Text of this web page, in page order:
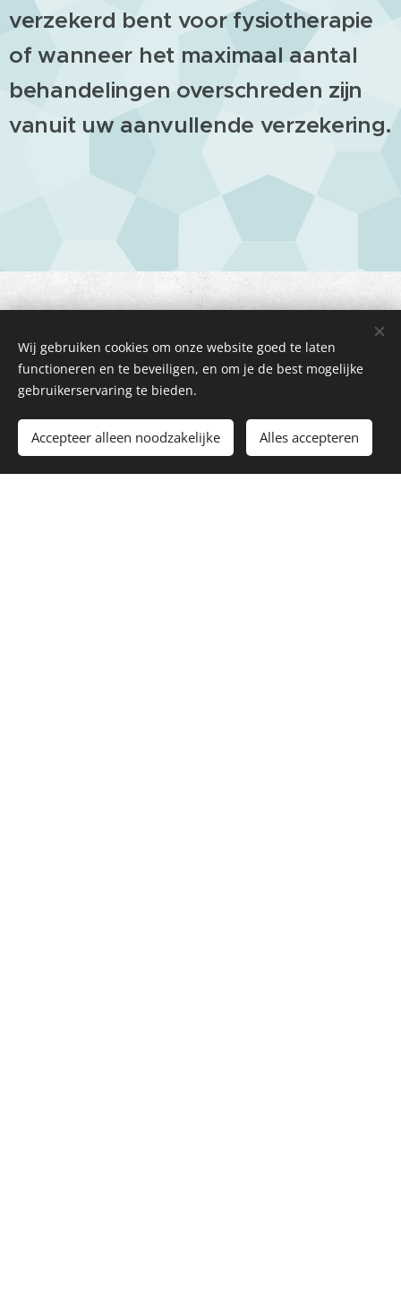
verzekerd bent voor fysiotherapie
of wanneer het maximaal aantal
behandelingen overschreden zijn
vanuit uw aanvullende verzekering.
AFZEGGEN
AFSPRAKEN!
Wij gebruiken cookies om onze website goed te laten
functioneren en te beveiligen, en om je de best mogelijke
gebruikerservaring te bieden.
Accepteer alleen noodzakelijke Alles accepteren